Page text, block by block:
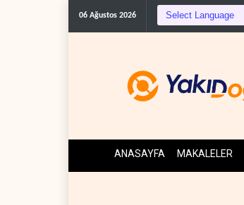
06 Ağustos 2026
ANASAYFA MAKALELER